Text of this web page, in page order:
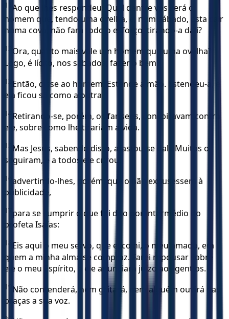
11
Ao que lhes respondeu: Qual dentre vós será o
homem que, tendo uma ovelha, e, num sábado, esta cair
numa cova, não fará todo o esforço, tirando-a dali?
12 Ora, quanto mais vale um homem que uma ovelha?
Logo, é lícito, nos sábados, fazer o bem.
13 Então, disse ao homem: Estende a mão. Estendeu-a, e
ela ficou sã como a outra.
14 Retirando-se, porém, os fariseus, conspiravam contra
ele, sobre como lhe tirariam a vida.
15 Mas Jesus, sabendo disto, afastou-se dali. Muitos o
seguiram, e a todos ele curou,
16 advertindo-lhes, porém, que o não expusessem à
publicidade,
17 para se cumprir o que foi dito por intermédio do
profeta Isaías:
18 Eis aqui o meu servo, que escolhi, o meu amado, em
quem a minha alma se compraz. Farei repousar sobre
ele o meu Espírito, e ele anunciará juízo aos gentios.
19 Não contenderá, nem gritará, nem alguém ouvirá nas
praças a sua voz.